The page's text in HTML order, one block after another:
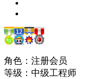
角色：注册会员
等级：中级工程师